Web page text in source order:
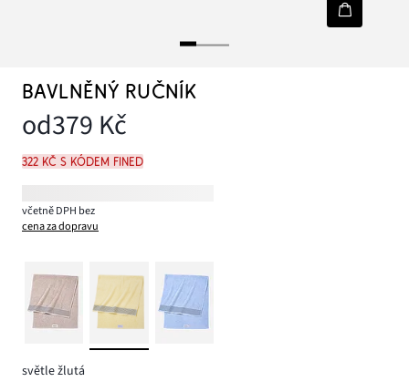
BAVLNĚNÝ RUČNÍK
od379 Kč
322 Kč s kódem FINED
včetně DPH bez
cena za dopravu
světle žlutá